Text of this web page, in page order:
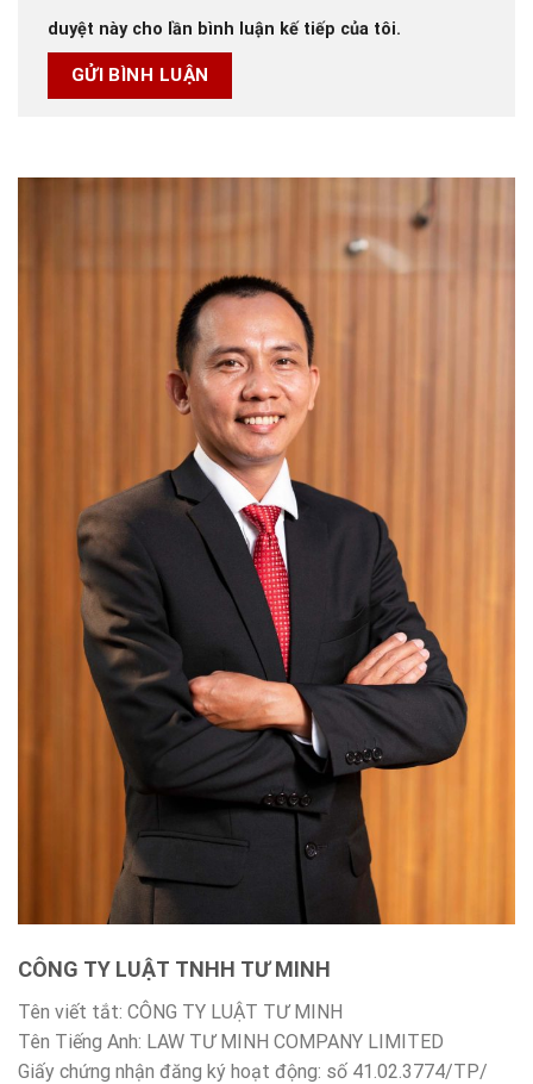
duyệt này cho lần bình luận kế tiếp của tôi.
CÔNG TY LUẬT TNHH TƯ MINH
Tên viết tắt: CÔNG TY LUẬT TƯ MINH
Tên Tiếng Anh: LAW TƯ MINH COMPANY LIMITED
Giấy chứng nhận đăng ký hoạt động: số 41.02.3774/TP/